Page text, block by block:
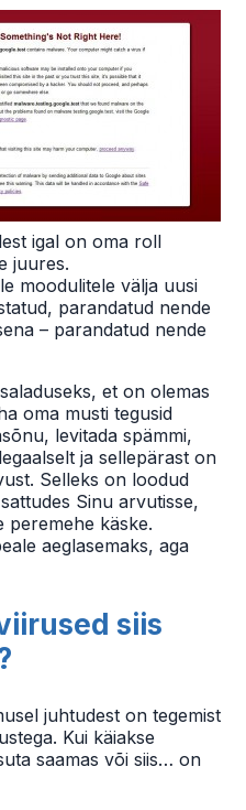
igal on oma roll
juures.
moodulitele välja uusi
parandatud nende
– parandatud nende
et on olemas
oma musti tegusid
levitada spämmi,
ja sellepärast on
Selleks on loodud
Sinu arvutisse,
peremehe käske.
aeglasemaks, aga
siis
juhtudest on tegemist
Kui käiakse
saamas või siis… on